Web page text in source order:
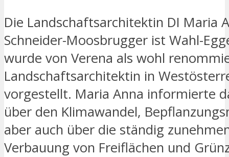
Die Landschaftsarchitektin DI Maria
Schneider-Moosbrugger ist Wahl-
wurde von Verena als wohl
Landschaftsarchitektin in
vorgestellt. Maria Anna informierte
über den Klimawandel,
aber auch über die ständig
Verbauung von Freiflächen und